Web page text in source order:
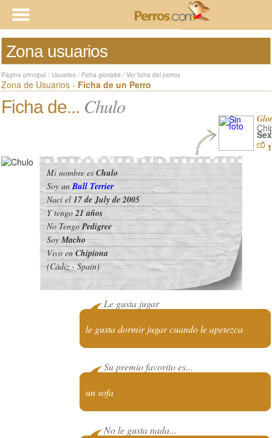
Zona usuarios
Página principal / Usuarios / Ficha gloria89 / Ver ficha del perros
Zona de Usuarios - Ficha de un Perro
Ficha de... Chulo
Mi nombre es Chulo
Soy unBull Terrier
Nací el 17 de July de 2005
Y tengo21 años
No TengoPedigree
SoyMacho
Vivo enChipiona
(Cádiz - Spain)
Le gusta jugar
le gusta dormir jugar cuando le apetezca
Su premio favorito es...
un sofa
No le gusta nada...